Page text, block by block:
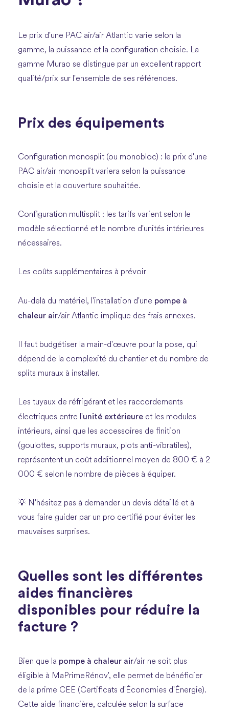
Le prix d'une PAC air/air Atlantic varie selon la
gamme, la puissance et la configuration choisie. La
gamme Murao se distingue par un excellent rapport
qualité/prix sur l'ensemble de ses références.
Prix des équipements
Configuration monosplit (ou monobloc) : le prix d'une
PAC air/air monosplit variera selon la puissance
choisie et la couverture souhaitée.
Configuration multisplit : les tarifs varient selon le
modèle sélectionné et le nombre d'unités intérieures
nécessaires.
Les coûts supplémentaires à prévoir
Au-delà du matériel, l'installation d'une pompe à
chaleur air/air Atlantic implique des frais annexes.
Il faut budgétiser la main-d'œuvre pour la pose, qui
dépend de la complexité du chantier et du nombre de
splits muraux à installer.
Les tuyaux de réfrigérant et les raccordements
électriques entre l'unité extérieure et les modules
intérieurs, ainsi que les accessoires de finition
(goulottes, supports muraux, plots anti-vibratiles),
représentent un coût additionnel moyen de 800 € à 2
000 € selon le nombre de pièces à équiper.
💡 N'hésitez pas à demander un devis détaillé et à
vous faire guider par un pro certifié pour éviter les
mauvaises surprises.
Quelles sont les différentes
aides financières
disponibles pour réduire la
facture ?
Bien que la pompe à chaleur air/air ne soit plus
éligible à MaPrimeRénov', elle permet de bénéficier
de la prime CEE (Certificats d'Économies d'Énergie).
Cette aide financière, calculée selon la surface